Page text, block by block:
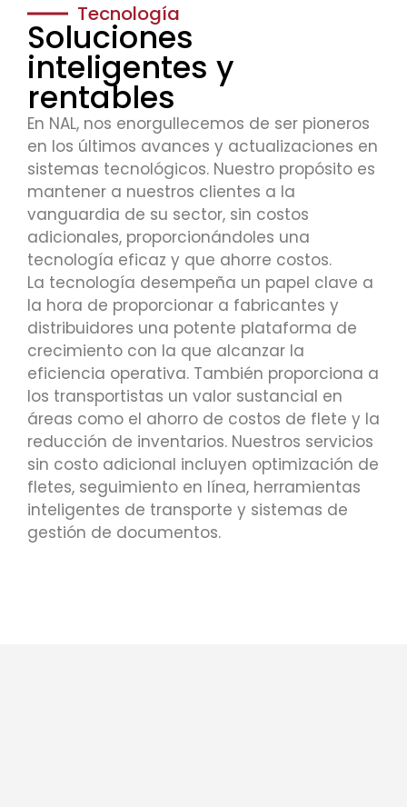
Tecnología
Soluciones
inteligentes y
rentables
En NAL, nos enorgullecemos de ser pioneros
en los últimos avances y actualizaciones en
sistemas tecnológicos. Nuestro propósito es
mantener a nuestros clientes a la
vanguardia de su sector, sin costos
adicionales, proporcionándoles una
tecnología eficaz y que ahorre costos.
La tecnología desempeña un papel clave a
la hora de proporcionar a fabricantes y
distribuidores una potente plataforma de
crecimiento con la que alcanzar la
eficiencia operativa. También proporciona a
los transportistas un valor sustancial en
áreas como el ahorro de costos de flete y la
reducción de inventarios. Nuestros servicios
sin costo adicional incluyen optimización de
fletes, seguimiento en línea, herramientas
inteligentes de transporte y sistemas de
gestión de documentos.